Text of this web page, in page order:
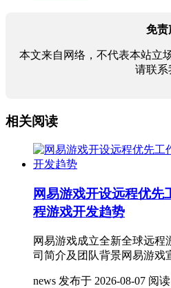
免责
本文来自网络，不代表本站立
请联系
相关阅读
网易游戏开设远程优先
程游戏开发趋势
网易游戏成立全新全球远程
司简介及团队背景网易游戏
news 发布于 2026-08-07 阅读